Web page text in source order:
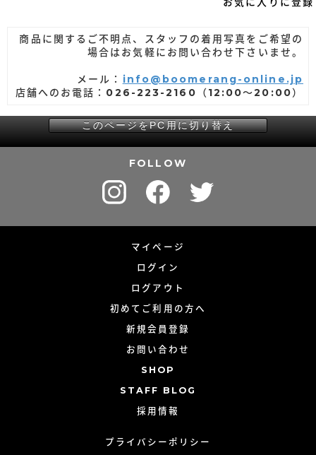
商品に関するご不明点、スタッフの着用写真をご希望の
場合はお気軽にお問い合わせ下さいませ。
メール： info@boomerang-online.jp
店舗へのお電話：026-223-2160（12:00～20:00）
FOLLOW
マイページ
ログイン
ログアウト
初めてご利用の方へ
新規会員登録
お問い合わせ
SHOP
STAFF BLOG
採用情報
プライバシーポリシー
このページをPC用に切り替え